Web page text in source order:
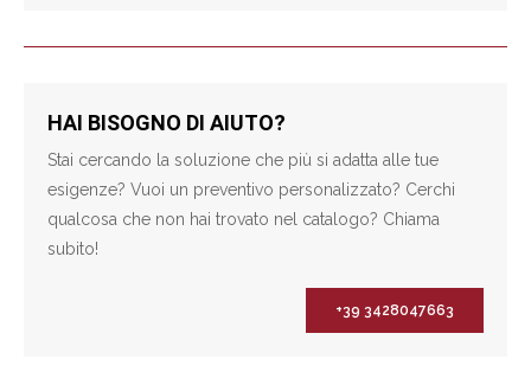
HAI BISOGNO DI AIUTO?
Stai cercando la soluzione che più si adatta alle tue
esigenze? Vuoi un preventivo personalizzato? Cerchi
qualcosa che non hai trovato nel catalogo? Chiama
subito!
+39 3428047663